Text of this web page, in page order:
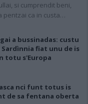
si cumprendit beni,
pentzai ca in custa…
a bussinadas: custu
Sardìnnia fiat unu de is
totu s'Europa
nci funt totus is
de sa fentana oberta